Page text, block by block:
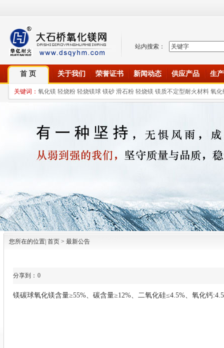
站内搜索：
首 页 关于我们 荣誉证书 新闻动态 供应产品 生
关键词： 氧化镁 轻烧粉 轻烧镁球 镁砂 滑石粉 轻烧镁 镁质不定型耐火材料 氧
您所在的位置| 首页 > 最新公告
分享到： 0
镁碳球氧化镁含量≥55%、碳含量≥12%、二氧化硅≤4.5%、氧化钙